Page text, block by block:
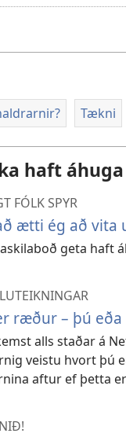
Tækni
haft áhuga
FÓLK SPYR
ætti ég að vita
geta haft
ræður – þú
alls staðar á
veistu hvort þú
aftur ef þetta